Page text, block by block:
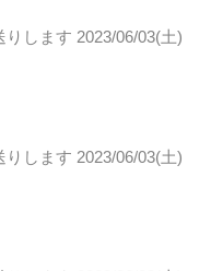
りします 2023/06/03(土)
りします 2023/06/03(土)